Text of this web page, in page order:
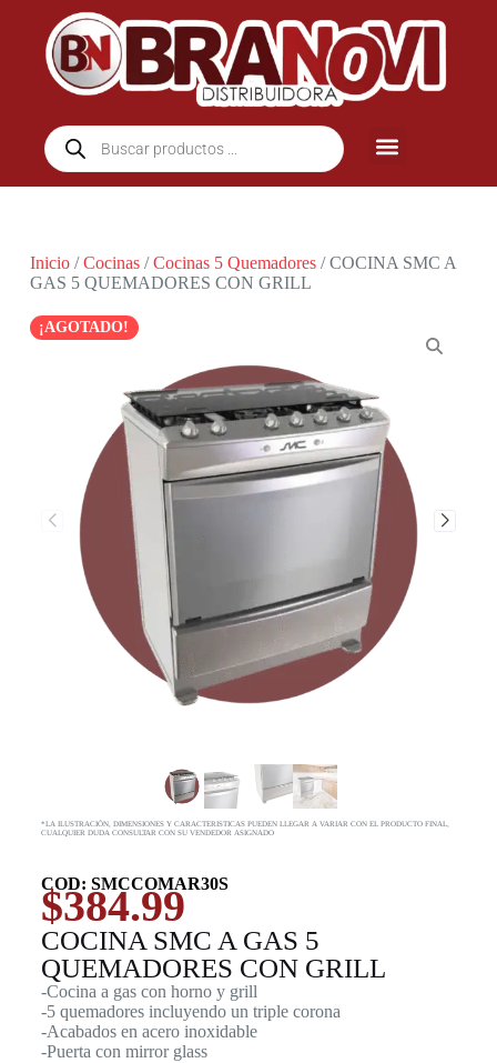
Inicio/Cocinas/Cocinas 5 Quemadores/ COCINA SMC A
GAS 5 QUEMADORES CON GRILL
¡AGOTADO!
*LA ILUSTRACIÓN, DIMENSIONES Y CARACTERISTICAS PUEDEN LLEGAR A VARIAR CON EL PRODUCTO FINAL,
CUALQUIER DUDA CONSULTAR CON SU VENDEDOR ASIGNADO
COD: SMCCOMAR30S
$384.99
COCINA SMC A GAS 5
QUEMADORES CON GRILL
-Cocina a gas con horno y grill
-5 quemadores incluyendo un triple corona
-Acabados en acero inoxidable
-Puerta con mirror glass